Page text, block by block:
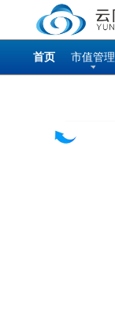
首页 市值管理